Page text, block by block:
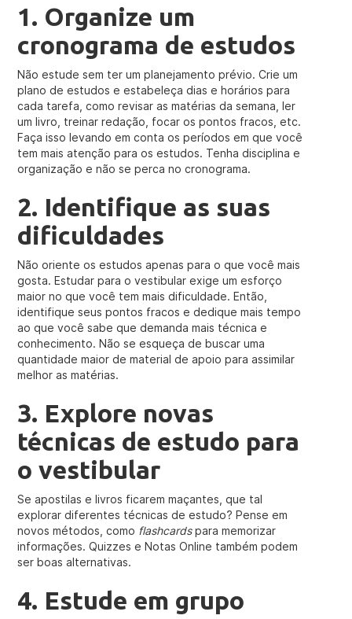
1. Organize um
cronograma de estudos
Não estude sem ter um planejamento prévio. Crie um
plano de estudos e estabeleça dias e horários para
cada tarefa, como revisar as matérias da semana, ler
um livro, treinar redação, focar os pontos fracos, etc.
Faça isso levando em conta os períodos em que você
tem mais atenção para os estudos. Tenha disciplina e
organização e não se perca no cronograma.
2. Identifique as suas
dificuldades
Não oriente os estudos apenas para o que você mais
gosta. Estudar para o vestibular exige um esforço
maior no que você tem mais dificuldade. Então,
identifique seus pontos fracos e dedique mais tempo
ao que você sabe que demanda mais técnica e
conhecimento. Não se esqueça de buscar uma
quantidade maior de material de apoio para assimilar
melhor as matérias.
3. Explore novas
técnicas de estudo para
o vestibular
Se apostilas e livros ficarem maçantes, que tal
explorar diferentes técnicas de estudo? Pense em
novos métodos, como flashcardspara memorizar
informações. Quizzes e Notas Online também podem
ser boas alternativas.
4. Estude em grupo